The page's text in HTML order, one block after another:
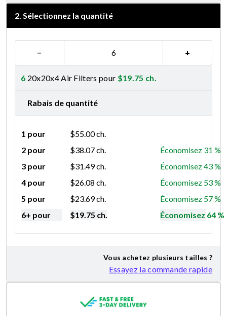
2. Sélectionnez la quantité
− +
6 20x20x4 Air Filters pour $19.75 ch.
Rabais de quantité
1 pour $55.00ch.
2 pour
$38.07ch.
Économisez 31 %
3 pour
$31.49ch.
Économisez 43 %
4 pour
$26.08 ch.
Économisez 53 %
5 pour
$23.69ch.
Économisez 57 %
6+ pour
$19.75 ch. Économisez 64 %
Vous achetez plusieurs tailles ?
Essayez la commande rapide